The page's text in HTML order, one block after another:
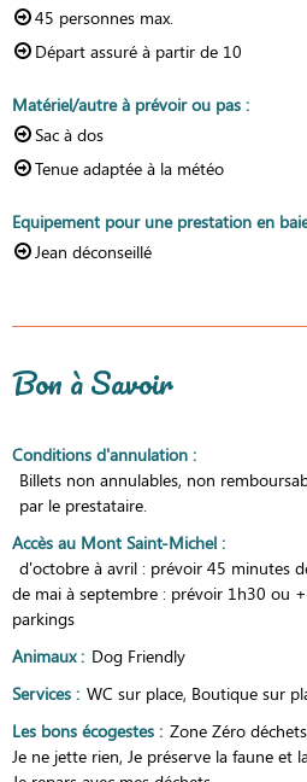
45 personnes max.
Départ assuré à partir de 10
Matériel/autre à prévoir ou pas :
Sac à dos
Tenue adaptée à la météo
Equipement pour une prestation en
Jean déconseillé
Bon à Savoir
Conditions d'annulation :
Billets non annulables, non
par le prestataire.
Accès au Mont Saint-Michel :
d'octobre à avril : prévoir 45 minutes
de mai à septembre : prévoir 1h30 ou
parkings
Animaux: Dog Friendly
Services : WC sur place Boutique sur
Les bons écogestes : Zone Zéro déchets
Je ne jette rien Je préserve la faune et